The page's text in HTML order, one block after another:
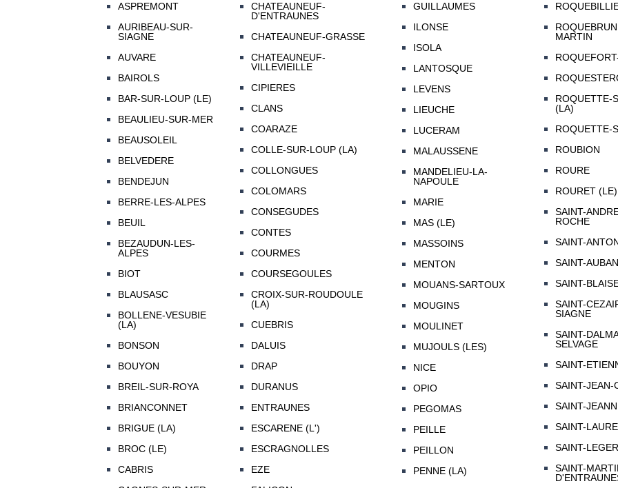
ASPREMONT
AURIBEAU-SUR-
SIAGNE
AUVARE
BAIROLS
BAR-SUR-LOUP (LE)
BEAULIEU-SUR-MER
BEAUSOLEIL
BELVEDERE
BENDEJUN
BERRE-LES-ALPES
BEUIL
BEZAUDUN-LES-
ALPES
BIOT
BLAUSASC
BOLLENE-VESUBIE
(LA)
BONSON
BOUYON
BREIL-SUR-ROYA
BRIANCONNET
BRIGUE (LA)
BROC (LE)
CABRIS
CHATEAUNEUF-
D'ENTRAUNES
CHATEAUNEUF-GRASSE
CHATEAUNEUF-
VILLEVIEILLE
CIPIERES
CLANS
COARAZE
COLLE-SUR-LOUP (LA)
COLLONGUES
COLOMARS
CONSEGUDES
CONTES
COURMES
COURSEGOULES
CROIX-SUR-ROUDOULE
(LA)
CUEBRIS
DALUIS
DRAP
DURANUS
ENTRAUNES
ESCARENE (L')
ESCRAGNOLLES
EZE
GUILLAUMES
ILONSE
ISOLA
LANTOSQUE
LEVENS
LIEUCHE
LUCERAM
MALAUSSENE
MANDELIEU-LA-
NAPOULE
MARIE
MAS (LE)
MASSOINS
MENTON
MOUANS-SARTOUX
MOUGINS
MOULINET
MUJOULS (LES)
NICE
OPIO
PEGOMAS
PEILLE
PEILLON
PENNE (LA)
MARTIN
ROQUETTE-
(LA)
ROQUETTE-
ROUBION
ROURE
ROURET (LE)
SAINT-
ROCHE
SAINT-
SAINT-AUBAN
SAINT-
SAINT-
SIAGNE
SAINT-
SELVAGE
SAINT-
SAINT-JEAN-
SAINT-
SAINT-
SAINT-LEGER
SAINT-